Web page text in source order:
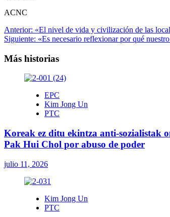
ACNC
Navegación
de
entradas
Anterior: «El nivel de vida y civilización de las
Siguiente: «Es necesario reflexionar por qué
Más historias
EPC
Kim Jong Un
PTC
Koreak ez ditu ekintza anti-sozialistak
Pak Hui Chol por abuso de poder
julio 11, 2026
Kim Jong Un
PTC